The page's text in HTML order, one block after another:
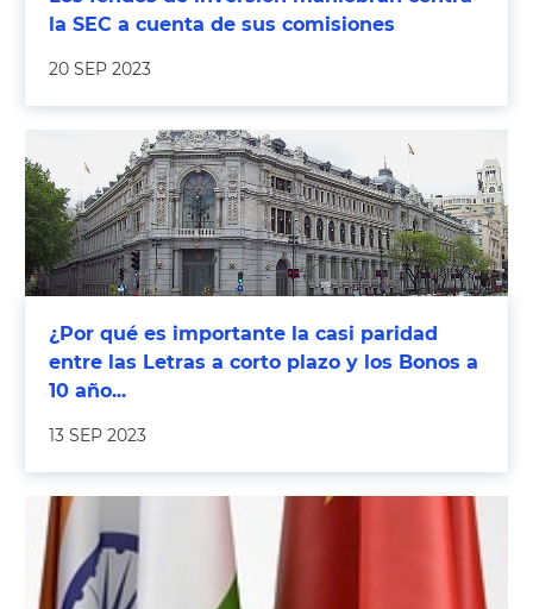
la SEC a cuenta de sus comisiones
20 SEP 2023
¿Por qué es importante la casi paridad
entre las Letras a corto plazo y los Bonos a
10 año...
13 SEP 2023